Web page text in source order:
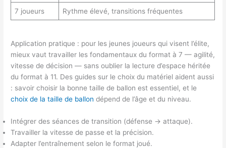
7 joueurs Rythme élevé, transitions fréquentes
Application pratique : pour les jeunes joueurs qui visent l’élite,
mieux vaut travailler les fondamentaux du format à 7 — agilité,
vitesse de décision — sans oublier la lecture d’espace héritée
du format à 11. Des guides sur le choix du matériel aident aussi
: savoir choisir la bonne taille de ballon est essentiel, et le
choix de la taille de ballon dépend de l’âge et du niveau.
Intégrer des séances de transition (défense → attaque).
Travailler la vitesse de passe et la précision.
Adapter l’entraînement selon le format joué.